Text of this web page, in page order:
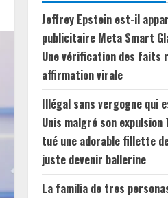
Jeffrey Epstein est-il
publicitaire Meta Smart
Une vérification des faits
affirmation virale
Illégal sans vergogne qui
Unis malgré son
tué une adorable fillette
juste devenir ballerine
La familia de tres